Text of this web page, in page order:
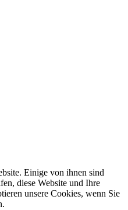
Einige von ihnen sind
diese Website und Ihre
unsere Cookies, wenn Sie